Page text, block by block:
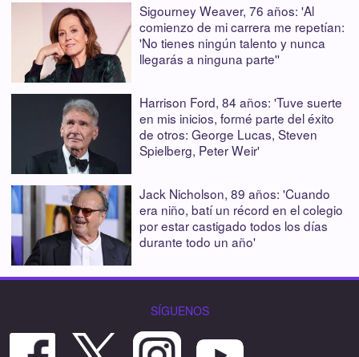
Sigourney Weaver, 76 años: 'Al
comienzo de mi carrera me repetían:
'No tienes ningún talento y nunca
llegarás a ninguna parte''
Harrison Ford, 84 años: 'Tuve suerte
en mis inicios, formé parte del éxito
de otros: George Lucas, Steven
Spielberg, Peter Weir'
Jack Nicholson, 89 años: 'Cuando
era niño, batí un récord en el colegio
por estar castigado todos los días
durante todo un año'
SÍGUENOS